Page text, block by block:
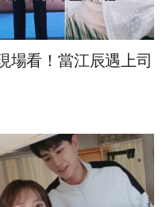
場看！當江辰遇上司